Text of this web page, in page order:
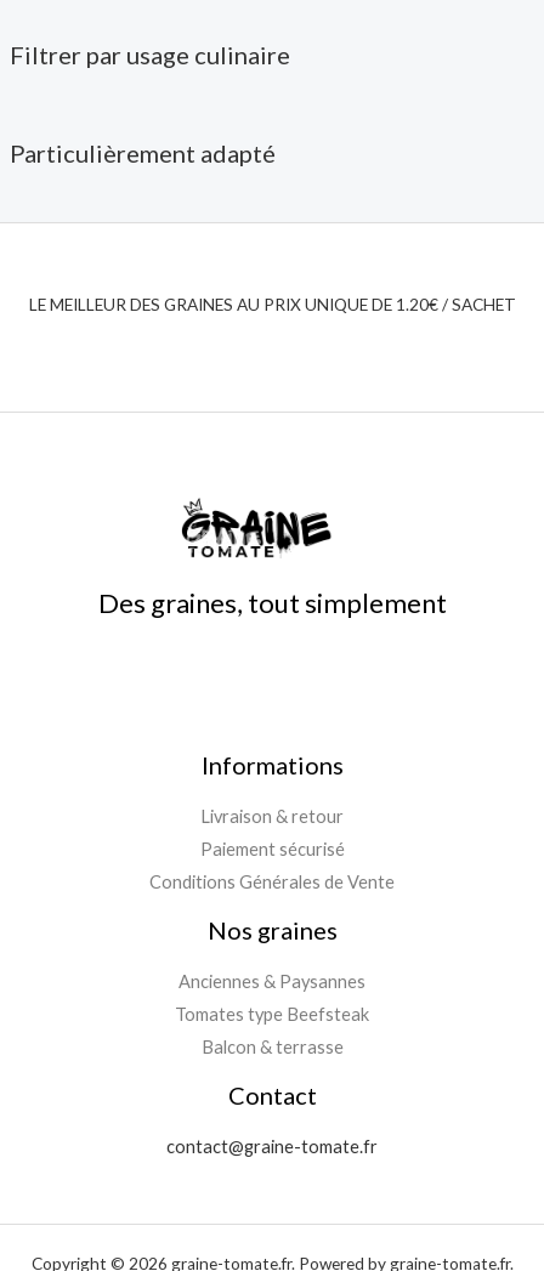
Filtrer par usage culinaire
Particulièrement adapté
LE MEILLEUR DES GRAINES AU PRIX UNIQUE DE 1.20€ / SACHET
Des graines, tout simplement
Informations
Livraison & retour
Paiement sécurisé
Conditions Générales de Vente
Nos graines
Anciennes & Paysannes
Tomates type Beefsteak
Balcon & terrasse
Contact
contact@graine-tomate.fr
Copyright © 2026 graine-tomate.fr. Powered by graine-tomate.fr.